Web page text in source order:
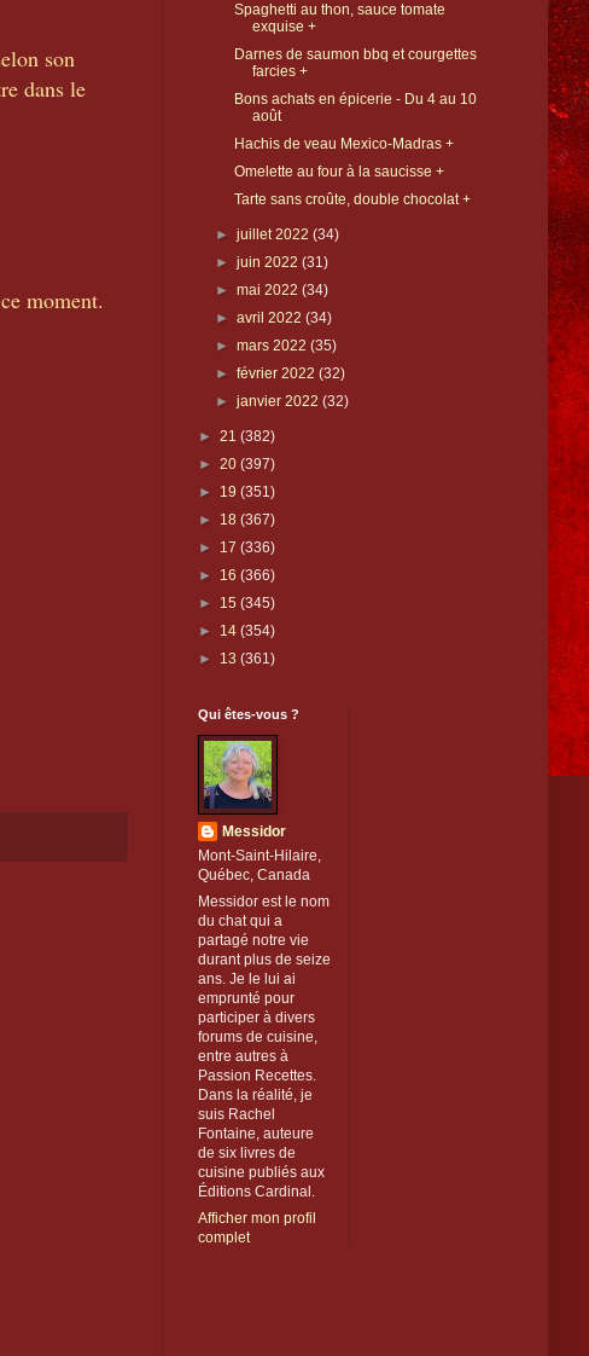
son
dans le
moment.
Spaghetti au thon, sauce tomate
exquise +
Darnes de saumon bbq et courgettes
farcies +
Bons achats en épicerie - Du 4 au 10
août
Hachis de veau Mexico-Madras +
Omelette au four à la saucisse +
Tarte sans croûte, double chocolat +
►juillet 2022(34)
►juin 2022(31)
►mai 2022(34)
►avril 2022(34)
►mars 2022(35)
►février 2022(32)
►janvier 2022(32)
► 21 (382)
► 20 (397)
► 19 (351)
► 18 (367)
► 17 (336)
► 16 (366)
► 15 (345)
► 14 (354)
► 13 (361)
Qui êtes-vous ?
Messidor
Mont-Saint-Hilaire,
Québec, Canada
Messidor est le nom
du chat qui a
partagé notre vie
durant plus de seize
ans. Je le lui ai
emprunté pour
participer à divers
forums de cuisine,
entre autres à
Passion Recettes.
Dans la réalité, je
suis Rachel
Fontaine, auteure
de six livres de
cuisine publiés aux
Éditions Cardinal.
Afficher mon profil
complet